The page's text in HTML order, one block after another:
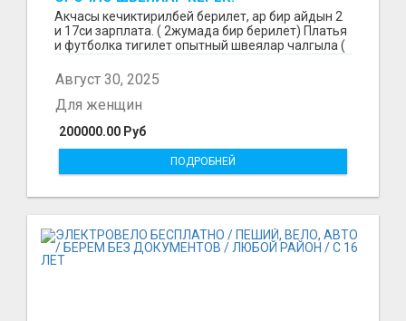
Акчасы кечиктирилбей берилет, ар бир айдын 2
и 17си зарплата. ( 2жумада бир берилет) Платья
и футболка тигилет опытный швеялар чалгыла (
Август 30, 2025
200000.00 Руб
Для женщин
ПОДРОБНЕЙ